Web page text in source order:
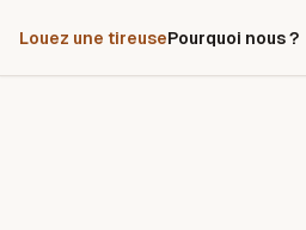
Louez une tireusePourquoi nous ?